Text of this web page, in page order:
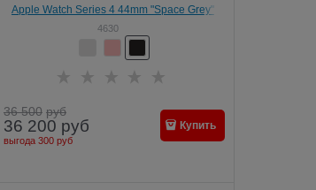
Apple Watch Series 4 44mm "Space Grey"
4630
36 500 руб
36 200 руб
выгода 300 руб
Купить